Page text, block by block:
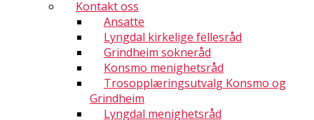
Kontakt oss
Ansatte
Lyngdal kirkelige fellesråd
Grindheim sokneråd
Konsmo menighetsråd
Trosopplæringsutvalg Konsmo og
Grindheim
Lyngdal menighetsråd